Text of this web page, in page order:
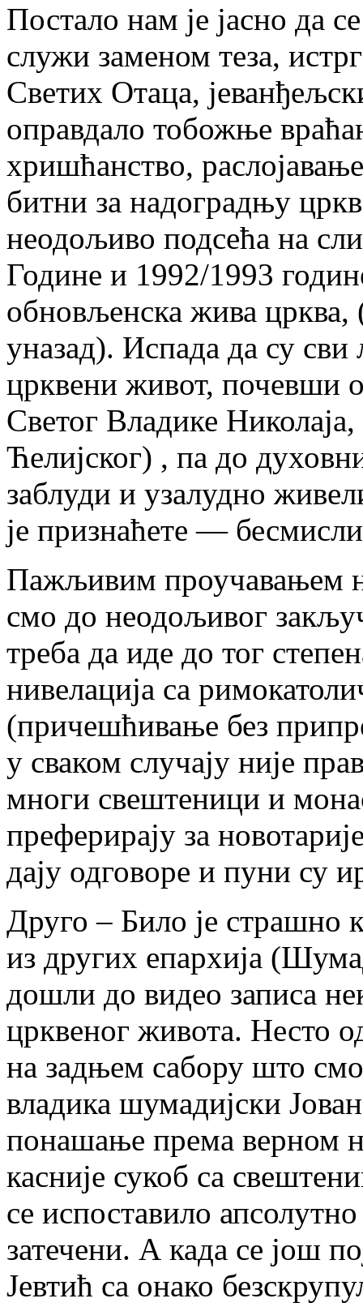
Постало нам је јасно да
служи заменом теза,
Светих Отаца,
оправдало тобожње
хришћанство,
битни за надоградњу
неодољиво подсећа на
Године и 1992/1993
обновљенска жива
уназад). Испада да су
црквени живот, почевши
Светог Владике
Ћелијског) , па до
заблуди и узалудно
је признаћете —
Пажљивим проучавањем
смо до неодољивог
треба да иде до тог
нивелација са
(причешћивање без
у сваком случају није
многи свештеници и
преферирају за
дају одговоре и пуни су
Друго – Било је страшно
из других епархија
дошли до видео записа
црквеног живота. Несто
на задњем сабору што
владика шумадијски
понашање према верном
касније сукоб са
се испоставило
затечени. А када се још
Јевтић са онако